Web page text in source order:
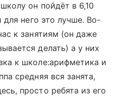
он пойдёт в 6,10
для него это лучше. Во-
к занятиям (он даже
делать) а у них
к школе:арифметика и
средняя вся занята,
просто ребята из его